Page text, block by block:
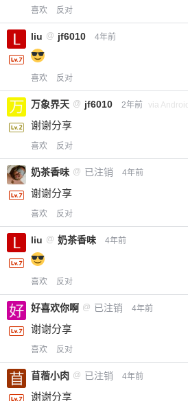
喜欢 反对
liu @ jf6010 4年前
喜欢 反对
万象界天 @ jf6010 2年前 via Android
谢谢分享
喜欢 反对
奶茶香味 @ 已注销 4年前
谢谢分享
喜欢 反对
liu @ 奶茶香味 4年前
喜欢 反对
好喜欢你啊 @ 已注销 4年前
谢谢分享
喜欢 反对
苜蓿小肉 @ 已注销 4年前
谢谢分享